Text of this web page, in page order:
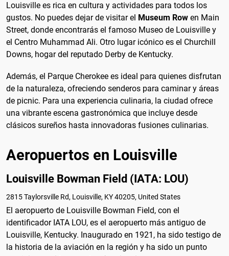
Louisville es rica en cultura y actividades para todos los
gustos. No puedes dejar de visitar el Museum Row en Main
Street, donde encontrarás el famoso Museo de Louisville y
el Centro Muhammad Ali. Otro lugar icónico es el Churchill
Downs, hogar del reputado Derby de Kentucky.
Además, el Parque Cherokee es ideal para quienes disfrutan
de la naturaleza, ofreciendo senderos para caminar y áreas
de picnic. Para una experiencia culinaria, la ciudad ofrece
una vibrante escena gastronómica que incluye desde
clásicos sureños hasta innovadoras fusiones culinarias.
Aeropuertos en Louisville
Louisville Bowman Field (IATA: LOU)
2815 Taylorsville Rd, Louisville, KY 40205, United States
El aeropuerto de Louisville Bowman Field, con el
identificador IATA LOU, es el aeropuerto más antiguo de
Louisville, Kentucky. Inaugurado en 1921, ha sido testigo de
la historia de la aviación en la región y ha sido un punto